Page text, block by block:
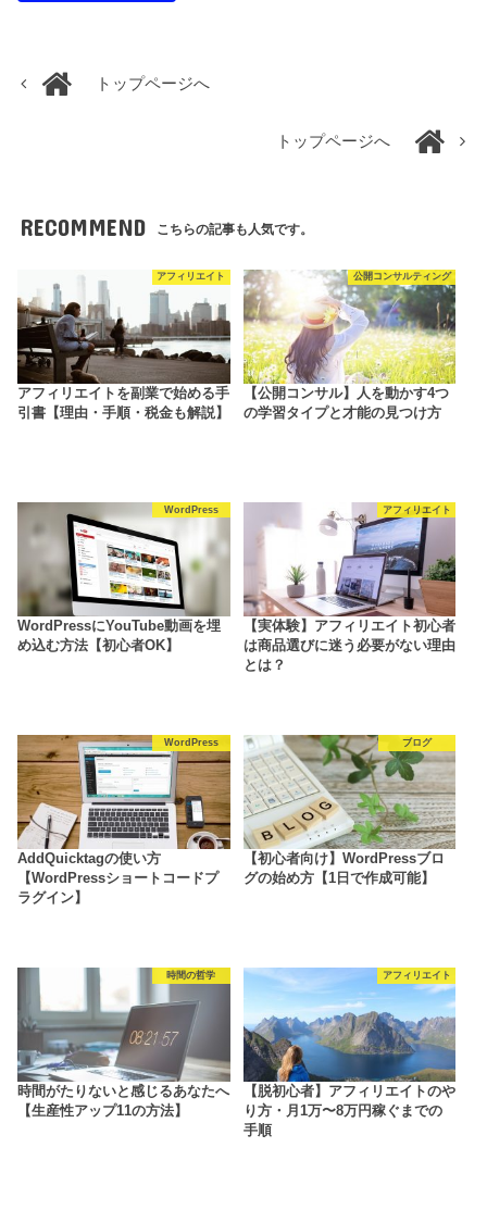
トップページへ
トップページへ
RECOMMEND こちらの記事も人気です。
アフィリエイト
アフィリエイトを副業で始める手
引書【理由・手順・税金も解説】
公開コンサルティング
【公開コンサル】人を動かす4つ
の学習タイプと才能の見つけ方
WordPress
WordPressにYouTube動画を埋
め込む方法【初心者OK】
アフィリエイト
【実体験】アフィリエイト初心者
は商品選びに迷う必要がない理由
とは？
WordPress
AddQuicktagの使い方
【WordPressショートコードプ
ラグイン】
ブログ
【初心者向け】WordPressブロ
グの始め方【1日で作成可能】
時間の哲学
時間がたりないと感じるあなたへ
【生産性アップ11の方法】
アフィリエイト
【脱初心者】アフィリエイトのや
り方・月1万〜8万円稼ぐまでの
手順